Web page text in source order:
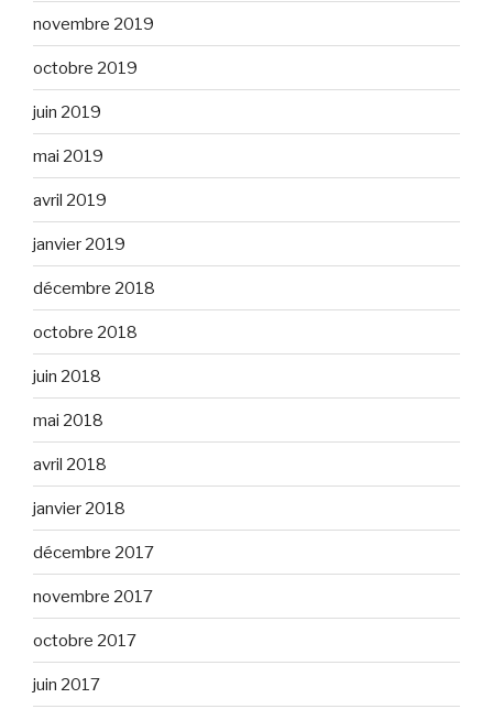
novembre 2019
octobre 2019
juin 2019
mai 2019
avril 2019
janvier 2019
décembre 2018
octobre 2018
juin 2018
mai 2018
avril 2018
janvier 2018
décembre 2017
novembre 2017
octobre 2017
juin 2017